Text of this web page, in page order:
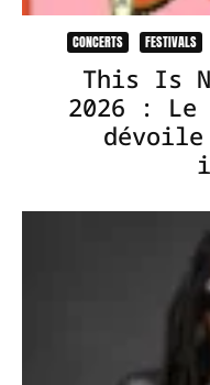
CONCERTS FESTIVALS
This Is
2026 :